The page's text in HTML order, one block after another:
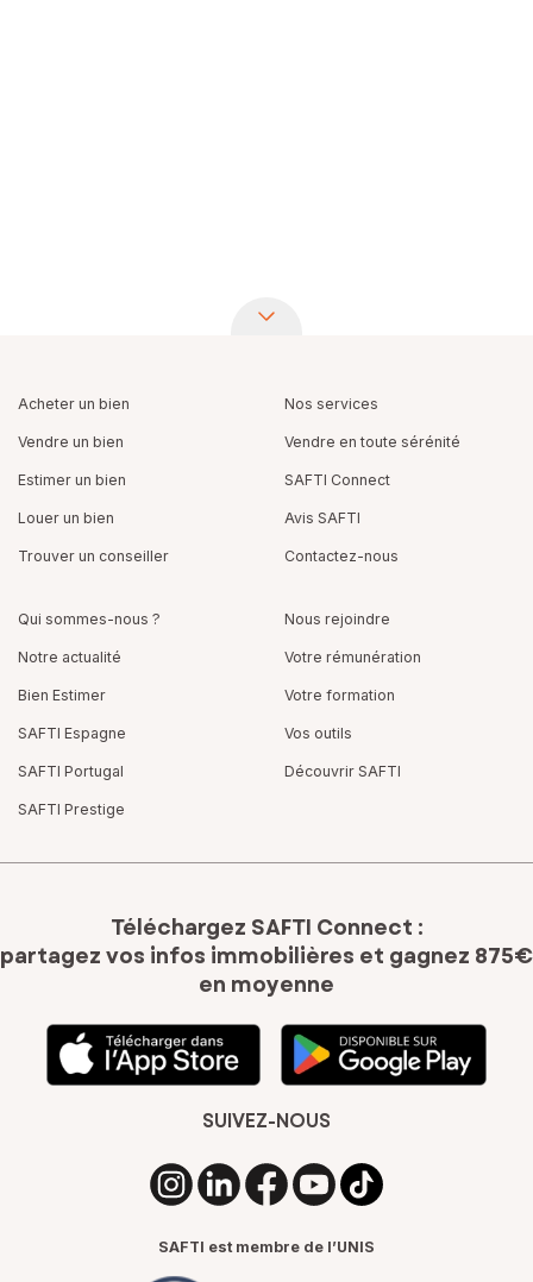
Acheter un bien
Vendre un bien
Estimer un bien
Louer un bien
Trouver un conseiller
Nos services
Vendre en toute sérénité
SAFTI Connect
Avis SAFTI
Contactez-nous
Qui sommes-nous ?
Notre actualité
Bien Estimer
SAFTI Espagne
SAFTI Portugal
SAFTI Prestige
Nous rejoindre
Votre rémunération
Votre formation
Vos outils
Découvrir SAFTI
Téléchargez SAFTI Connect :
partagez vos infos immobilières et gagnez 875€
en moyenne
SUIVEZ-NOUS
SAFTI est membre de l’UNIS